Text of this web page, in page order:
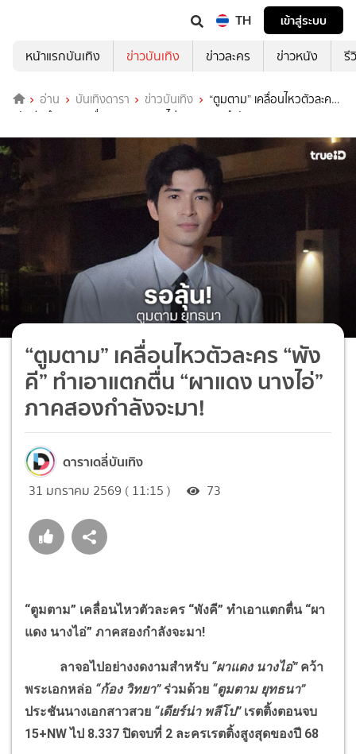
TH
เข้าสู่ระบบ
หน้าแรกบันเทิง
ข่าวบันเทิง ข่าวละคร ข่าวหนัง รี
อ่าน บันเทิงดารา ข่าวบันเทิง
“ตูมตาม” เคลื่อนไหวตัวละคร
“พังคี” ทำเอาแตกตื่น “ผาแดง นางไอ่” ภาคสองกำลังจะมา!
“ตูมตาม” เคลื่อนไหวตัวละคร “พัง
คี” ทำเอาแตกตื่น “ผาแดง นางไอ่”
ภาคสองกำลังจะมา!
ดาราเดลี่บันเทิง
31 มกราคม 2569 ( 11:15 ) 73
“ตูมตาม” เคลื่อนไหวตัวละคร “พังคี” ทำเอาแตกตื่น “ผา
แดง นางไอ่” ภาคสองกำลังจะมา!
ลาจอไปอย่างงดงามสำหรับ “ผาแดง นางไอ่”คว้า
พระเอกหล่อ “ก้อง วิทยา”ร่วมด้วย “ตูมตาม ยุทธนา”
ประชันนางเอกสาวสวย “เดียร์น่า พลีโป”เรตติ้งตอนจบ
15+NW ไป 8.337 ปิดจบที่ 2 ละครเรตติ้งสูงสุดของปี 68